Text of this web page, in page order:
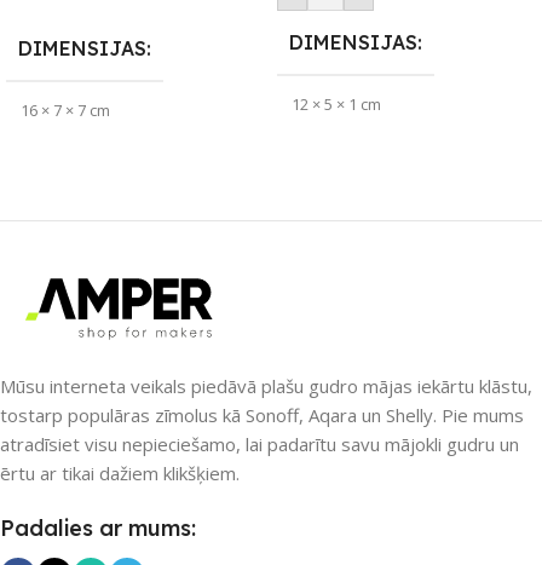
DIMENSIJAS
16 × 7 × 7 cm
SAVIENOJUMS
Bluetooth,Wi-Fi
PIEEJAMS UZREIZ
DIMENSIJAS
12 × 5 × 1 cm
3
Mūsu interneta veikals piedāvā plašu gudro mājas iekārtu klāstu,
tostarp populāras zīmolus kā Sonoff, Aqara un Shelly. Pie mums
atradīsiet visu nepieciešamo, lai padarītu savu mājokli gudru un
ērtu ar tikai dažiem klikšķiem.
Padalies ar mums: